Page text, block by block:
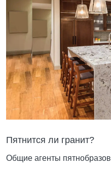
Пятнится ли гранит?
Общие агенты